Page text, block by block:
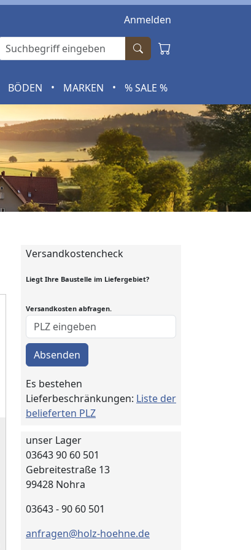
Anmelden
BÖDEN • MARKEN • % SALE %
Versandkostencheck
Liegt Ihre Baustelle im Liefergebiet?
Versandkosten abfragen.
Absenden
Es bestehen
Lieferbeschränkungen: Liste der
belieferten PLZ
unser Lager
03643 90 60 501
Gebreitestraße 13
99428 Nohra
03643 - 90 60 501
anfragen@holz-hoehne.de